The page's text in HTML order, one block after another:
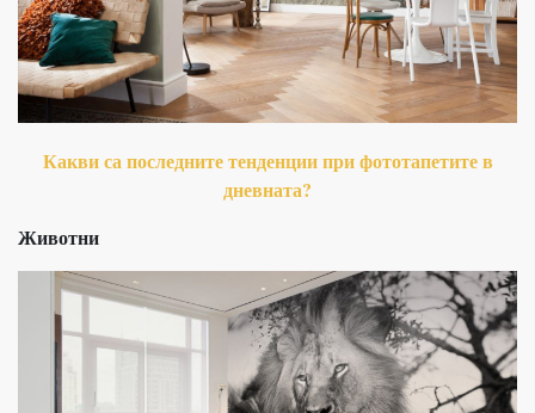
Какви са последните тенденции при фототапетите в
дневната?
Животни